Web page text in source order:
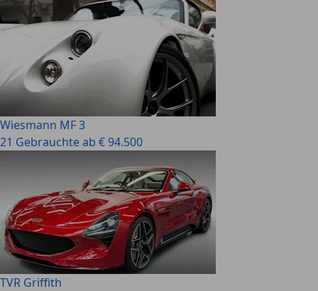
Wiesmann MF 3
21 Gebrauchte ab € 94.500
TVR Griffith